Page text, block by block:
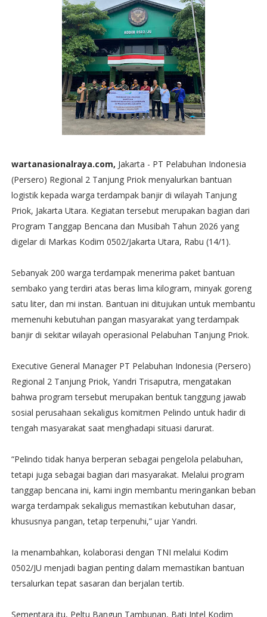
wartanasionalraya.com, Jakarta - PT Pelabuhan Indonesia
(Persero) Regional 2 Tanjung Priok menyalurkan bantuan
logistik kepada warga terdampak banjir di wilayah Tanjung
Priok, Jakarta Utara. Kegiatan tersebut merupakan bagian dari
Program Tanggap Bencana dan Musibah Tahun 2026 yang
digelar di Markas Kodim 0502/Jakarta Utara, Rabu (14/1).
Sebanyak 200 warga terdampak menerima paket bantuan
sembako yang terdiri atas beras lima kilogram, minyak goreng
satu liter, dan mi instan. Bantuan ini ditujukan untuk membantu
memenuhi kebutuhan pangan masyarakat yang terdampak
banjir di sekitar wilayah operasional Pelabuhan Tanjung Priok.
Executive General Manager PT Pelabuhan Indonesia (Persero)
Regional 2 Tanjung Priok, Yandri Trisaputra, mengatakan
bahwa program tersebut merupakan bentuk tanggung jawab
sosial perusahaan sekaligus komitmen Pelindo untuk hadir di
tengah masyarakat saat menghadapi situasi darurat.
“Pelindo tidak hanya berperan sebagai pengelola pelabuhan,
tetapi juga sebagai bagian dari masyarakat. Melalui program
tanggap bencana ini, kami ingin membantu meringankan beban
warga terdampak sekaligus memastikan kebutuhan dasar,
khususnya pangan, tetap terpenuhi,” ujar Yandri.
Ia menambahkan, kolaborasi dengan TNI melalui Kodim
0502/JU menjadi bagian penting dalam memastikan bantuan
tersalurkan tepat sasaran dan berjalan tertib.
Sementara itu, Peltu Bangun Tambunan, Bati Intel Kodim